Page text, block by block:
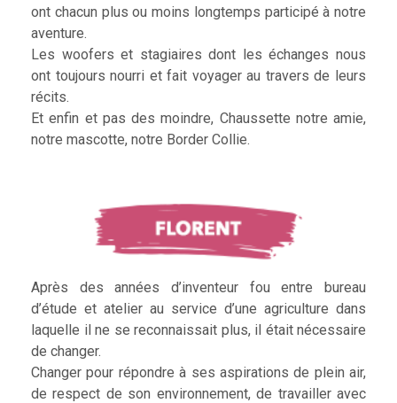
ont chacun plus ou moins longtemps participé à notre
aventure.
Les woofers et stagiaires dont les échanges nous
ont toujours nourri et fait voyager au travers de leurs
récits.
Et enfin et pas des moindre, Chaussette notre amie,
notre mascotte, notre Border Collie.
Après des années d’inventeur fou entre bureau
d’étude et atelier au service d’une agriculture dans
laquelle il ne se reconnaissait plus, il était nécessaire
de changer.
Changer pour répondre à ses aspirations de plein air,
de respect de son environnement, de travailler avec